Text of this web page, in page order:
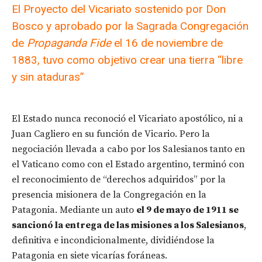
El Proyecto del Vicariato sostenido por Don
Bosco y aprobado por la Sagrada Congregación
de Propaganda Fideel 16 de noviembre de
1883, tuvo como objetivo crear una tierra “libre
y sin ataduras”
El Estado nunca reconoció el Vicariato apostólico, ni a
Juan Cagliero en su función de Vicario. Pero la
negociación llevada a cabo por los Salesianos tanto en
el Vaticano como con el Estado argentino, terminó con
el reconocimiento de “derechos adquiridos” por la
presencia misionera de la Congregación en la
Patagonia. Mediante un auto el 9 de mayo de 1911 se
sancionó la entrega de las misiones a los Salesianos,
definitiva e incondicionalmente, dividiéndose la
Patagonia en siete vicarías foráneas.